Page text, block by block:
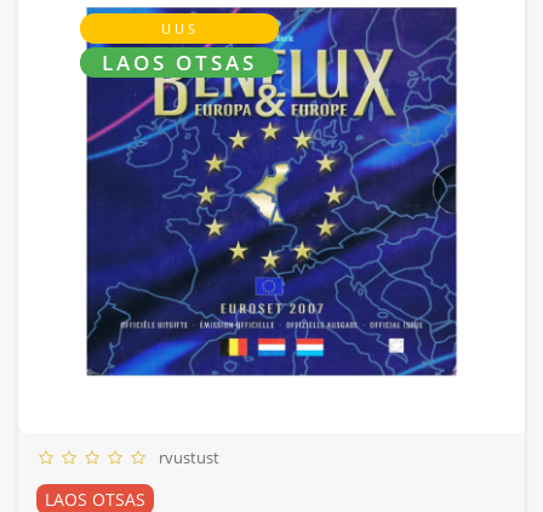
UUS
LAOS OTSAS
rvustust
LAOS OTSAS